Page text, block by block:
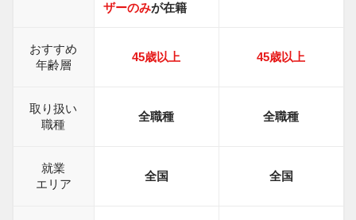
ザーのみが在籍
おすすめ
年齢層
45歳以上 45歳以上
取り扱い
職種
全職種 全職種
就業
エリア
全国 全国